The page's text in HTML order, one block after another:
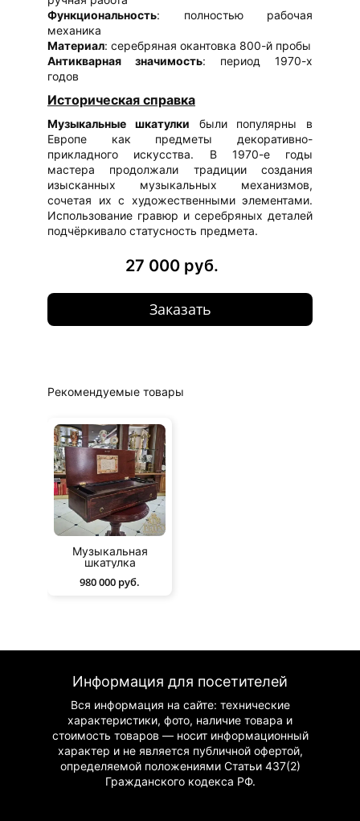
27 000 руб.
Заказать
Функциональность: полностью рабочая
механика
Материал: серебряная окантовка 800-й пробы
Антикварная значимость: период 1970-х
годов
Историческая справка
Музыкальные шкатулки были популярны в
Европе как предметы декоративно-
прикладного искусства. В 1970-е годы
мастера продолжали традиции создания
изысканных музыкальных механизмов,
сочетая их с художественными элементами.
Использование гравюр и серебряных деталей
подчёркивало статусность предмета.
Рекомендуемые товары
Музыкальная
шкатулка
980 000 руб.
Информация для посетителей
Вся информация на сайте: технические
характеристики, фото, наличие товара и
стоимость товаров — носит информационный
характер и не является публичной офертой,
определяемой положениями Статьи 437(2)
Гражданскогокодекса РФ.